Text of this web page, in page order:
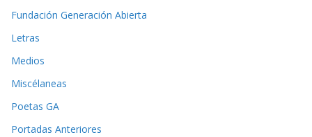
Fundación Generación Abierta
Letras
Medios
Miscélaneas
Poetas GA
Portadas Anteriores